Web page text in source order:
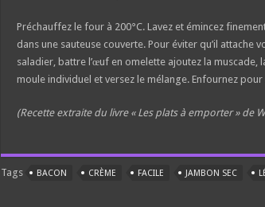
Préchauffez le four à 200°C. Lavez et émincez
dans une sauteuse couverte. Pour éviter qu’il attache
saladier, battre l’œuf en omelette ajoutez la muscade,
moule individuel et versez le mélange. Enfournez
(Recette extraite du livre « Les plats à emporter » de
Tags BACON CRÈME FACILE JAMBON SEC